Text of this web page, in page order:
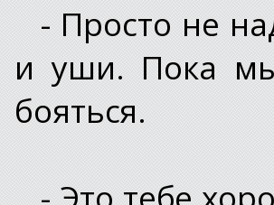
- Просто не
и уши. Пока
бояться.